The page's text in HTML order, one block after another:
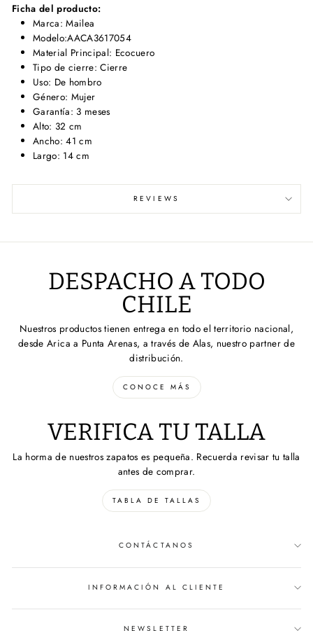
Ficha del producto:
Marca: Mailea
Modelo:AACA3617054
Material Principal: Ecocuero
Tipo de cierre: Cierre
Uso: De hombro
Género: Mujer
Garantía: 3 meses
Alto: 32 cm
Ancho: 41 cm
Largo: 14 cm
REVIEWS
DESPACHO A TODO
CHILE
Nuestros productos tienen entrega en todo el territorio nacional,
desde Arica a Punta Arenas, a través de Alas, nuestro partner de
distribución.
CONOCE MÁS
VERIFICA TU TALLA
La horma de nuestros zapatos es pequeña. Recuerda revisar tu talla
antes de comprar.
TABLA DE TALLAS
CONTÁCTANOS
INFORMACIÓN AL CLIENTE
NEWSLETTER